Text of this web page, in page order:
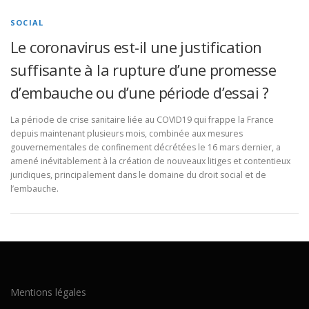
SOCIAL
Le coronavirus est-il une justification
suffisante à la rupture d’une promesse
d’embauche ou d’une période d’essai ?
La période de crise sanitaire liée au COVID19 qui frappe la France
depuis maintenant plusieurs mois, combinée aux mesures
gouvernementales de confinement décrétées le 16 mars dernier, a
amené inévitablement à la création de nouveaux litiges et contentieux
juridiques, principalement dans le domaine du droit social et de
l’embauche.
Mentions légales